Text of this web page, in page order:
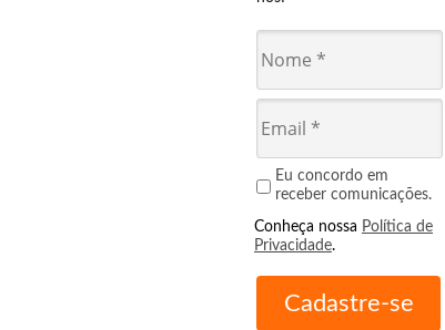
Eu concordo em
receber comunicações.
Conheça nossa Política de
Privacidade.